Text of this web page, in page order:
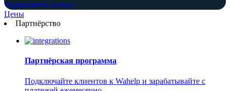
Подключить каскад
Цены
Партнёрство
Партнёрская программа
Подключайте клиентов к Wahelp и зарабатывайте с